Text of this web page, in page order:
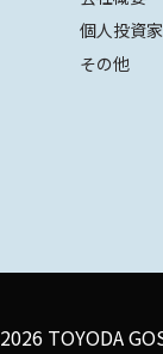
個人投資
その他
2026 TOYODA